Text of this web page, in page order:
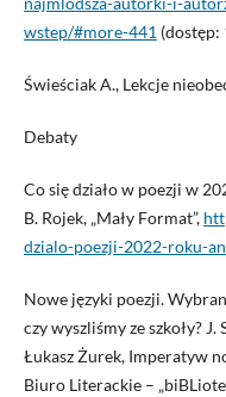
wstep/#more-441 (dostęp:
Świeściak A., Lekcje
Debaty
Co się działo w poezji w
B. Rojek, „Mały Format”,
dzialo-poezji-2022-roku-
Nowe języki poezji.
czy wyszliśmy ze szkoły?
Łukasz Żurek, Imperatyw
Biuro Literackie –